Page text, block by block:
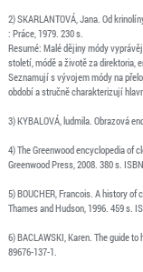
2) SKARLANTOVÁ, Jana. Od
: Práce, 1979. 230 s.
Resumé: Malé dějiny módy
století, módě a životě za direktoria,
Seznamují s vývojem módy na
období a stručně charakterizují
3) KYBALOVÁ, ludmila. Obrazová
4) The Greenwood encyclopedia of
Greenwood Press, 2008. 380 s.
5) BOUCHER, Francois. A history
Thames and Hudson, 1996. 459 s.
6) BACLAWSKI, Karen. The guide
89676-137-1.